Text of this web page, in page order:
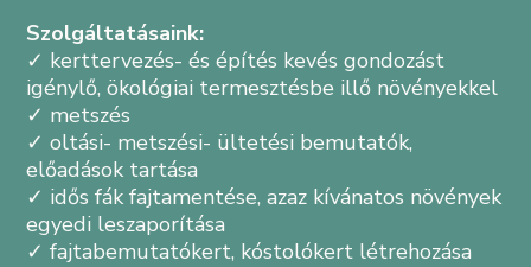
Szolgáltatásaink:
✓ kerttervezés- és építés kevés gondozást
igénylő, ökológiai termesztésbe illő növényekkel
✓ metszés
✓ oltási- metszési- ültetési bemutatók,
előadások tartása
✓ idős fák fajtamentése, azaz kívánatos növények
egyedi leszaporítása
✓ fajtabemutatókert, kóstolókert létrehozása